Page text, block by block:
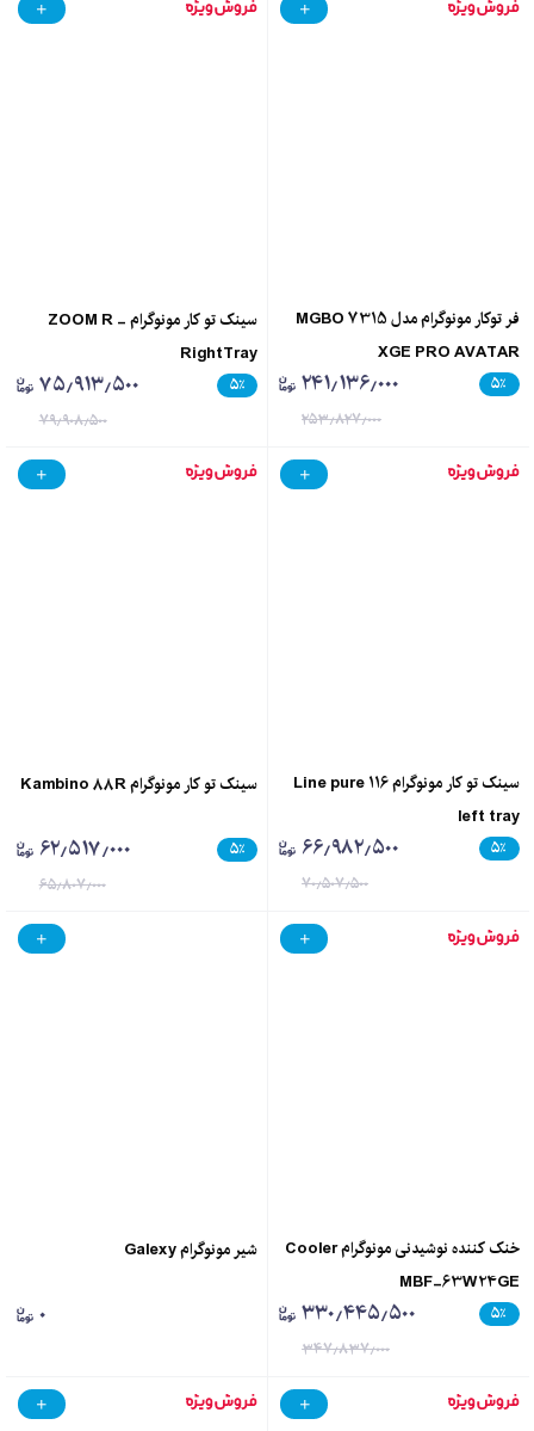
فر توکار مونوگرام مدل MGBO 7315
XGE PRO AVATAR
۵٪ ۲۴۱٫۱۳۶٫۰۰۰
۲۵۳٫۸۲۷٫۰۰۰
سینک تو کار مونوگرام - ZOOM R
RightTray
۵٪ ۷۵٫۹۱۳٫۵۰۰
۷۹٫۹۰۸٫۵۰۰
سینک تو کار مونوگرام Line pure 116
left tray
۵٪ ۶۶٫۹۸۲٫۵۰۰
۷۰٫۵۰۷٫۵۰۰
سینک تو کار مونوگرام Kambino 88R
۵٪ ۶۲٫۵۱۷٫۰۰۰
۶۵٫۸۰۷٫۰۰۰
خنک کننده نوشیدنی مونوگرام Cooler
MBF-63W24GE
۵٪ ۳۳۰٫۴۴۵٫۵۰۰
۳۴۷٫۸۳۷٫۰۰۰
شیر مونوگرام Galexy
۰